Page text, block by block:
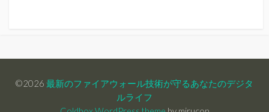
©2026 最新のファイアウォール技術が守るあなたのデジタ
ルライフ